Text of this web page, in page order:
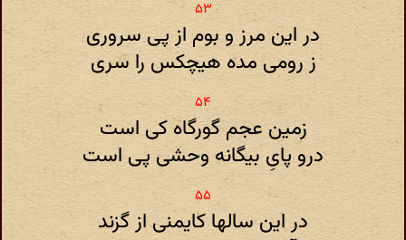
در این مرز و بوم از پی سروری
ز رومی مده هیچکس را سری
زمین عجم گورگاه کی است
درو پایِ بیگانه وحشی پی است
در این سالها کایمنی از گزند